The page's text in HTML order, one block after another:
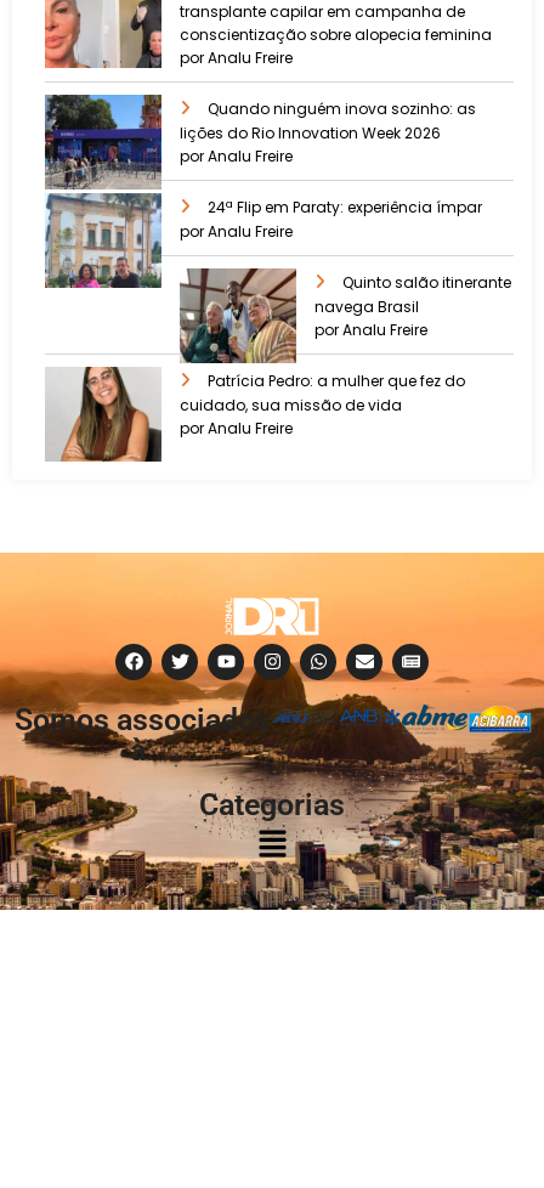
transplante capilar em campanha de
conscientização sobre alopecia feminina
por Analu Freire
Quando ninguém inova sozinho: as
lições do Rio Innovation Week 2026
por Analu Freire
24ª Flip em Paraty: experiência ímpar
por Analu Freire
Quinto salão itinerante
navega Brasil
por Analu Freire
Patrícia Pedro: a mulher que fez do
cuidado, sua missão de vida
por Analu Freire
Somos associados
à:
Categorias